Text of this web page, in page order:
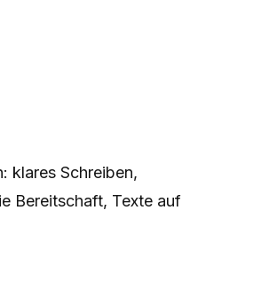
klares Schreiben,
Bereitschaft, Texte auf